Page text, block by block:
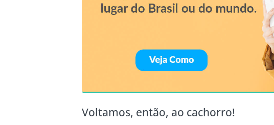
Voltamos, então, ao cachorro!